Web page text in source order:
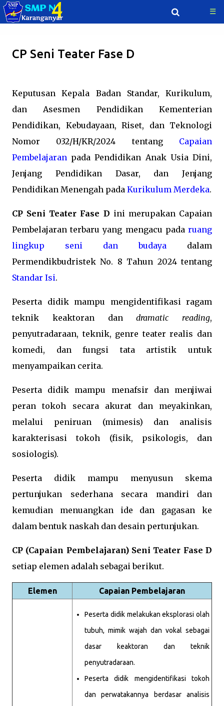
☰
CP Seni Teater Fase D
Keputusan Kepala Badan Standar, Kurikulum,
dan Asesmen Pendidikan Kementerian
Pendidikan, Kebudayaan, Riset, dan Teknologi
Nomor 032/H/KR/2024 tentang Capaian
Pembelajaran pada Pendidikan Anak Usia Dini,
Jenjang Pendidikan Dasar, dan Jenjang
Pendidikan Menengah pada Kurikulum Merdeka.
CP Seni Teater Fase D ini merupakan Capaian
Pembelajaran terbaru yang mengacu pada ruang
lingkup seni dan budaya dalam
Permendikbudristek No. 8 Tahun 2024 tentang
Standar Isi.
Peserta didik mampu mengidentifikasi ragam
teknik keaktoran dandramatic reading,
penyutradaraan, teknik, genre teater realis dan
komedi, dan fungsi tata artistik untuk
menyampaikan cerita.
Peserta didik mampu menafsir dan menjiwai
peran tokoh secara akurat dan meyakinkan,
melalui peniruan (mimesis) dan analisis
karakterisasi tokoh (fisik, psikologis, dan
sosiologis).
Peserta didik mampu menyusun skema
pertunjukan sederhana secara mandiri dan
kemudian menuangkan ide dan gagasan ke
dalam bentuk naskah dan desain pertunjukan.
CP (Capaian Pembelajaran) Seni Teater Fase D
setiap elemen adalah sebagai berikut.
Elemen Capaian Pembelajaran
Peserta didik melakukan eksplorasi olah
tubuh, mimik wajah dan vokal sebagai
dasar keaktoran dan teknik
penyutradaraan.
Peserta didik mengidentifikasi tokoh
dan perwatakannya berdasar analisis